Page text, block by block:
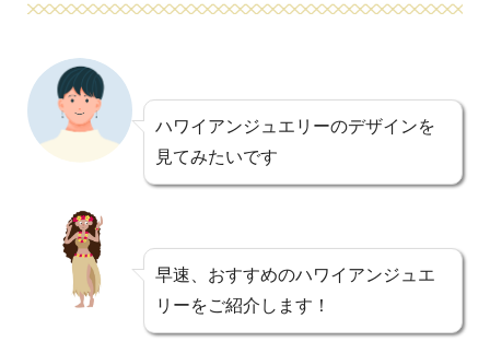
ハワイアンジュエリーのデザインを
見てみたいです
早速、おすすめのハワイアンジュエ
リーをご紹介します！